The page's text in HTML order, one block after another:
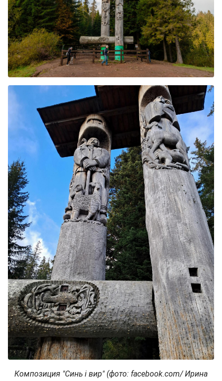
Композиция "Синь і вир" (фото: facebook.com/ Ирина